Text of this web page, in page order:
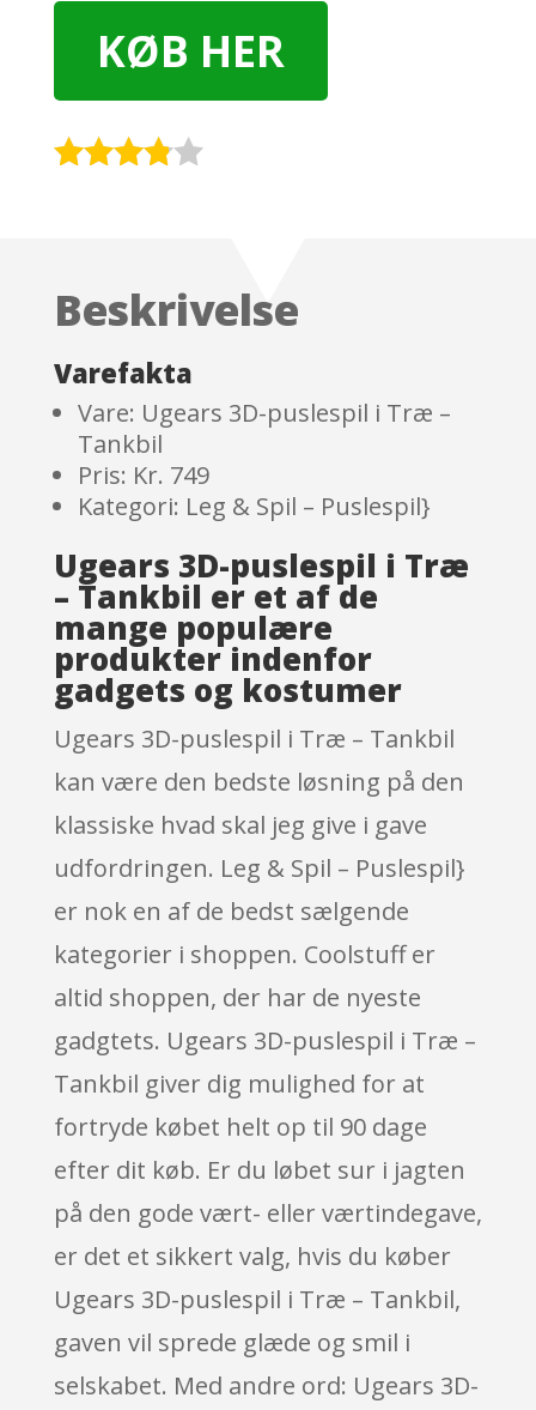
KØB HER
on
er
Beskrivelse
Varefakta
Vare: Ugears 3D-puslespil i Træ –
Tankbil
Pris: Kr. 749
Kategori: Leg & Spil – Puslespil}
Ugears 3D-puslespil i Træ
– Tankbil er et af de
mange populære
produkter indenfor
gadgets og kostumer
Ugears 3D-puslespil i Træ – Tankbil
kan være den bedste løsning på den
klassiske hvad skal jeg give i gave
udfordringen. Leg & Spil – Puslespil}
er nok en af de bedst sælgende
kategorier i shoppen. Coolstuff er
altid shoppen, der har de nyeste
gadgtets. Ugears 3D-puslespil i Træ –
Tankbil giver dig mulighed for at
fortryde købet helt op til 90 dage
efter dit køb. Er du løbet sur i jagten
på den gode vært- eller værtindegave,
er det et sikkert valg, hvis du køber
Ugears 3D-puslespil i Træ – Tankbil,
gaven vil sprede glæde og smil i
selskabet. Med andre ord: Ugears 3D-